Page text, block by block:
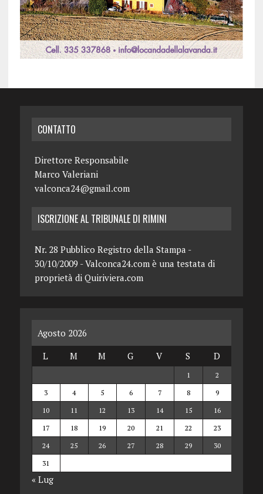
CONTATTO
Direttore Responsabile
Marco Valeriani
valconca24@gmail.com
ISCRIZIONE AL TRIBUNALE DI RIMINI
Nr. 28 Pubblico Registro della Stampa -
30/10/2009 - Valconca24.com è una testata di
proprietà di Quiriviera.com
Agosto 2026
L
M M G V S D
1
2
3
4 5 6 7 8
9
10
11 12 13 14 15
16
17
18 19 20 21 22
23
24
25 26 27 28 29
30
31
« Lug